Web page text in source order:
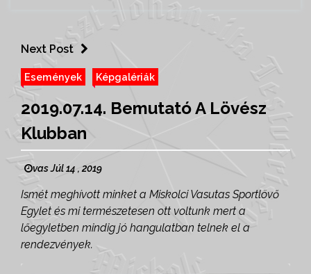
Next Post
Események Képgalériák
2019.07.14. Bemutató A Lövész
Klubban
vas Júl 14 , 2019
Ismét meghívott minket a Miskolci Vasutas Sportlövő
Egylet és mi természetesen ott voltunk mert a
lőegyletben mindig jó hangulatban telnek el a
rendezvények.